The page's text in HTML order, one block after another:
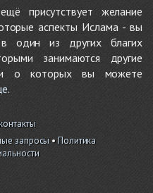
присутствует желание
аспекты Ислама - вы
в один из других благих
занимаются другие
и о которых вы можете
.
запросы • Политика